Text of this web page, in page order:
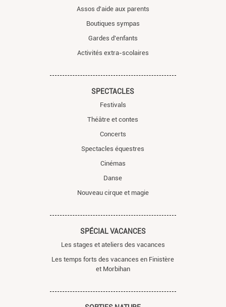
Assos d'aide aux parents
Boutiques sympas
Gardes d'enfants
Activités extra-scolaires
SPECTACLES
Festivals
Théâtre et contes
Concerts
Spectacles équestres
Cinémas
Danse
Nouveau cirque et magie
SPÉCIAL VACANCES
Les stages et ateliers des vacances
Les temps forts des vacances en Finistère
et Morbihan